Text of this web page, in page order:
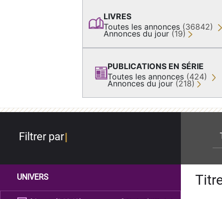
LIVRES
Toutes les annonces (36842)
Annonces du jour (19)
PUBLICATIONS EN SÉRIE
Toutes les annonces (424)
Annonces du jour (218)
Filtrer par
UNIVERS